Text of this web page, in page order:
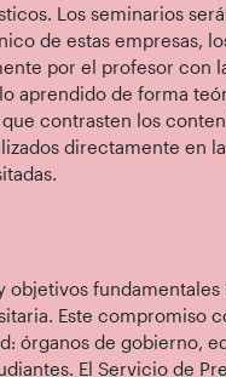
Los seminarios
de estas empresas,
por el profesor con
aprendido de forma
contrasten los
directamente en
objetivos
Este compromiso
órganos de gobierno,
El Servicio de